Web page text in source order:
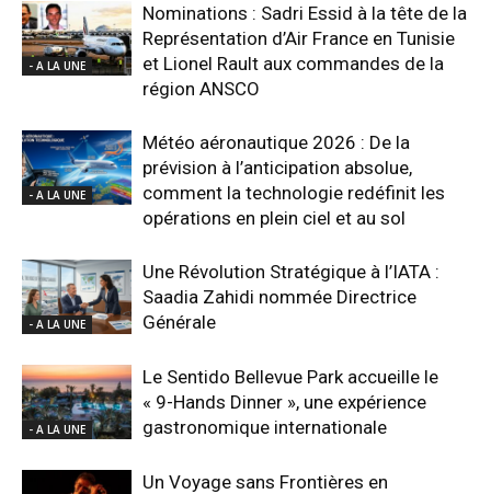
- A LA UNE
Nominations : Sadri Essid à la tête de la
Représentation d’Air France en Tunisie
et Lionel Rault aux commandes de la
région ANSCO
- A LA UNE
Météo aéronautique 2026 : De la
prévision à l’anticipation absolue,
comment la technologie redéfinit les
opérations en plein ciel et au sol
- A LA UNE
Une Révolution Stratégique à l’IATA :
Saadia Zahidi nommée Directrice
Générale
- A LA UNE
Le Sentido Bellevue Park accueille le
« 9-Hands Dinner », une expérience
gastronomique internationale
Un Voyage sans Frontières en